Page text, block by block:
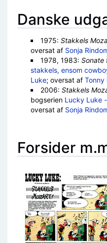
Danske
1975: Stakkels
oversat af Sonja
1978, 1983: Sonate
stakkels, ensom
Luke; oversat af Tonny
2006: Stakkels
bogserien Lucky Luke
oversat af Sonja
Forsider